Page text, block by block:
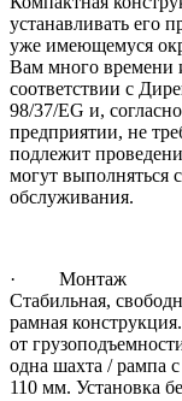
устанавливать его
уже имеющемуся
Вам много времени
соответствии с
98/37/EG и,
предприятии, не
подлежит
могут выполняться
обслуживания.
· Монтаж
Стабильная,
рамная
от
одна шахта / рампа
110 мм. Установка